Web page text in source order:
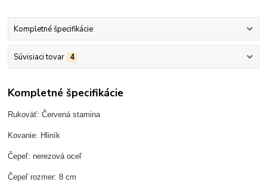
Kompletné špecifikácie
Súvisiaci tovar 4
Kompletné špecifikácie
Rukoväť: Červená stamina
Kovanie: Hliník
Čepeľ: nerezová oceľ
Čepeľ rozmer: 8 cm